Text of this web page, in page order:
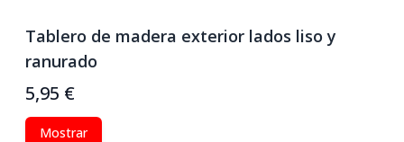
Tablero de madera exterior lados liso y
ranurado
5,95 €
Mostrar